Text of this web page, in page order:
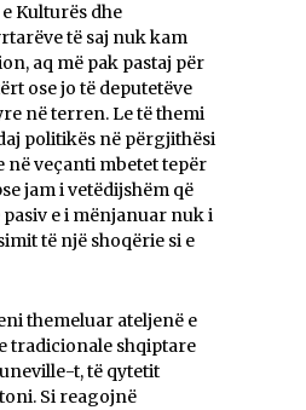
Kulturës dhe
të saj nuk kam
aq më pak pastaj për
ose jo të deputetëve
në terren. Le të themi
politikës në përgjithësi
në veçanti mbetet tepër
jam i vetëdijshëm që
e i mënjanuar nuk i
të një shoqërie si e
themeluar ateljenë e
tradicionale shqiptare
t, të qytetit
Si reagojnë